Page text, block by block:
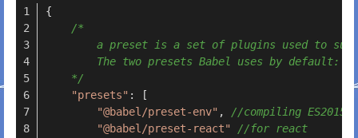
{
/*
a preset is a set of plugins used to
The two presets Babel uses by default:
    */
"presets" : [
"@babel/preset-env" , //compiling ES2015+
"@babel/preset-react"
//for react